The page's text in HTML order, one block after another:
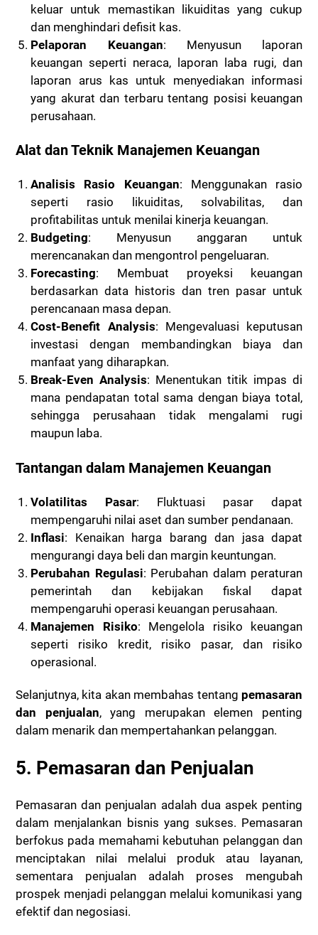
keluar untuk memastikan likuiditas yang cukup
dan menghindari defisit kas.
Pelaporan Keuangan: Menyusun laporan
keuangan seperti neraca, laporan laba rugi, dan
laporan arus kas untuk menyediakan informasi
yang akurat dan terbaru tentang posisi keuangan
perusahaan.
Alat dan Teknik Manajemen Keuangan
Analisis Rasio Keuangan: Menggunakan rasio
seperti rasio likuiditas, solvabilitas, dan
profitabilitas untuk menilai kinerja keuangan.
Budgeting: Menyusun anggaran untuk
merencanakan dan mengontrol pengeluaran.
Forecasting: Membuat proyeksi keuangan
berdasarkan data historis dan tren pasar untuk
perencanaan masa depan.
Cost-Benefit Analysis: Mengevaluasi keputusan
investasi dengan membandingkan biaya dan
manfaat yang diharapkan.
Break-Even Analysis: Menentukan titik impas di
mana pendapatan total sama dengan biaya total,
sehingga perusahaan tidak mengalami rugi
maupun laba.
Tantangan dalam Manajemen Keuangan
Volatilitas Pasar: Fluktuasi pasar dapat
mempengaruhi nilai aset dan sumber pendanaan.
Inflasi: Kenaikan harga barang dan jasa dapat
mengurangi daya beli dan margin keuntungan.
Perubahan Regulasi: Perubahan dalam peraturan
pemerintah dan kebijakan fiskal dapat
mempengaruhi operasi keuangan perusahaan.
Manajemen Risiko: Mengelola risiko keuangan
seperti risiko kredit, risiko pasar, dan risiko
operasional.
Selanjutnya, kita akan membahas tentang pemasaran
dan penjualan, yang merupakan elemen penting
dalam menarik dan mempertahankan pelanggan.
5. Pemasaran dan Penjualan
Pemasaran dan penjualan adalah dua aspek penting
dalam menjalankan bisnis yang sukses. Pemasaran
berfokus pada memahami kebutuhan pelanggan dan
menciptakan nilai melalui produk atau layanan,
sementara penjualan adalah proses mengubah
prospek menjadi pelanggan melalui komunikasi yang
efektif dan negosiasi.